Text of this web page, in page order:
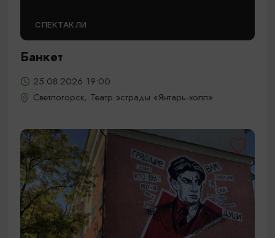
СПЕКТАКЛИ
Банкет
25.08.2026 19:00
Светлогорск, Театр эстрады «Янтарь-холл»